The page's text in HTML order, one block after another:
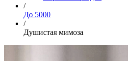
/
До 5000
/
Душистая мимоза